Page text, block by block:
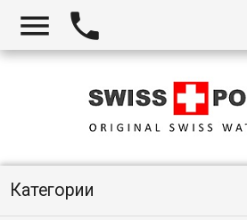
 
Категории